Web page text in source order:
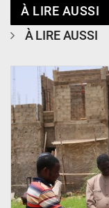
À LIRE AUSSI
À LIRE AUSSI